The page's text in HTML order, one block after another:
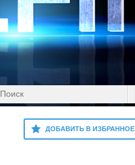
ДОБАВИТЬ В ИЗБРАННОЕ